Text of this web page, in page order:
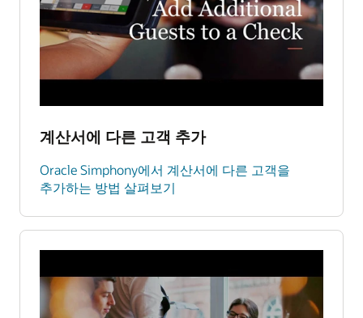
계산서에 다른 고객 추가
Oracle Simphony에서 계산서에 다른 고객을
추가하는 방법 살펴보기